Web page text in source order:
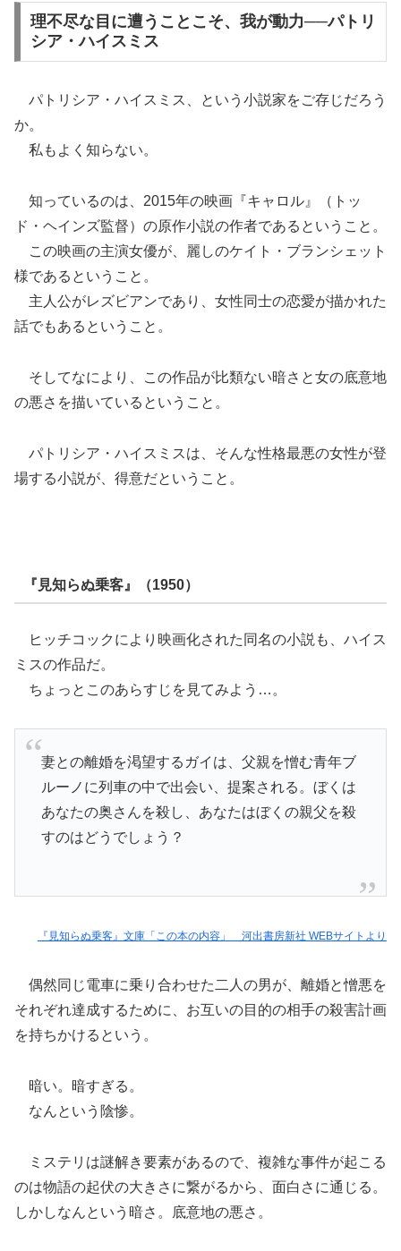
理不尽な目に遭うことこそ、我が動力──パトリ
シア・ハイスミス
パトリシア・ハイスミス、という小説家をご存じだろう
か。
私もよく知らない。
知っているのは、2015年の映画『キャロル』（トッ
ド・ヘインズ監督）の原作小説の作者であるということ。
この映画の主演女優が、麗しのケイト・ブランシェット
様であるということ。
主人公がレズビアンであり、女性同士の恋愛が描かれた
話でもあるということ。
そしてなにより、この作品が比類ない暗さと女の底意地
の悪さを描いているということ。
パトリシア・ハイスミスは、そんな性格最悪の女性が登
場する小説が、得意だということ。
『見知らぬ乗客』（1950）
ヒッチコックにより映画化された同名の小説も、ハイス
ミスの作品だ。
ちょっとこのあらすじを見てみよう…。
妻との離婚を渇望するガイは、父親を憎む青年ブ
ルーノに列車の中で出会い、提案される。ぼくは
あなたの奥さんを殺し、あなたはぼくの親父を殺
すのはどうでしょう？
『見知らぬ乗客』文庫「この本の内容」 河出書房新社 WEBサイトより
偶然同じ電車に乗り合わせた二人の男が、離婚と憎悪を
それぞれ達成するために、お互いの目的の相手の殺害計画
を持ちかけるという。
暗い。暗すぎる。
なんという陰惨。
ミステリは謎解き要素があるので、複雑な事件が起こる
のは物語の起伏の大きさに繋がるから、面白さに通じる。
しかしなんという暗さ。底意地の悪さ。